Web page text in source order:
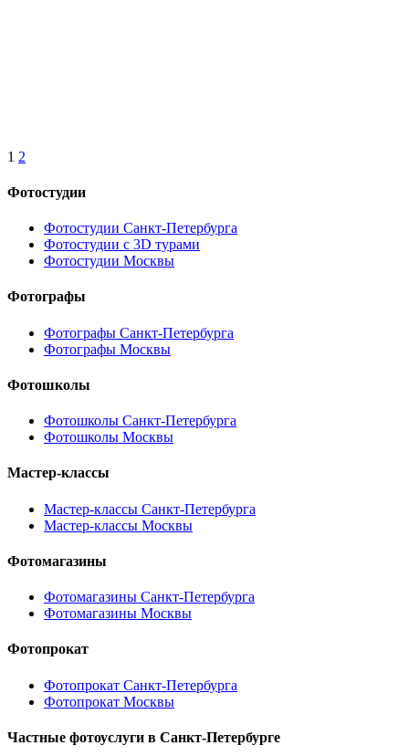
1 2
Фотостудии
Фотостудии Санкт-Петербурга
Фотостудии с 3D турами
Фотостудии Москвы
Фотографы
Фотографы Санкт-Петербурга
Фотографы Москвы
Фотошколы
Фотошколы Санкт-Петербурга
Фотошколы Москвы
Мастер-классы
Мастер-классы Санкт-Петербурга
Мастер-классы Москвы
Фотомагазины
Фотомагазины Санкт-Петербурга
Фотомагазины Москвы
Фотопрокат
Фотопрокат Санкт-Петербурга
Фотопрокат Москвы
Частные фотоуслуги в Санкт-Петербурге